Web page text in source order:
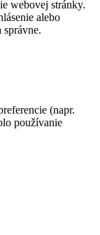
webovej stránky.
alebo
správne.
(napr.
používanie